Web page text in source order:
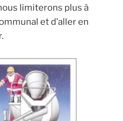
limiterons plus à
et d’aller en